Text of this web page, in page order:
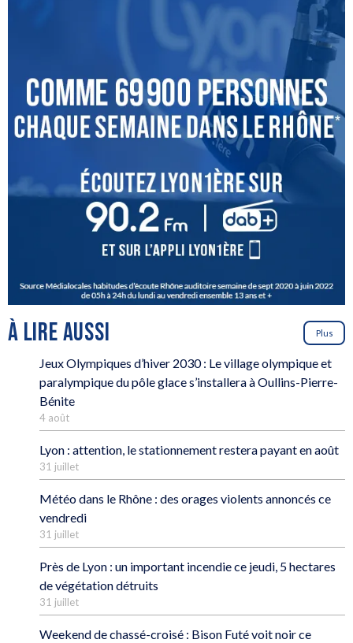
À LIRE AUSSI Plus
Jeux Olympiques d’hiver 2030 : Le village olympique et
paralympique du pôle glace s’installera à Oullins-Pierre-
Bénite
4 août
Lyon : attention, le stationnement restera payant en août
31 juillet
Météo dans le Rhône : des orages violents annoncés ce
vendredi
31 juillet
Près de Lyon : un important incendie ce jeudi, 5 hectares
de végétation détruits
31 juillet
Weekend de chassé-croisé : Bison Futé voit noir ce